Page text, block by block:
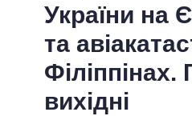
ПОДІЇ
СТАТТІ
ДУМКИ
ОГЛЯДИ
ДАЙДЖЕСТИ
УСІ ПОЛІТИКИ
ПРЕЗИДЕНТ І ОФІС
ВЕРХОВНА РАДА
України на
та
Філіппінах.
вихідні